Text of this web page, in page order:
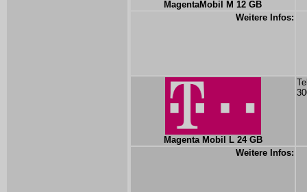
MagentaMobil M 12 GB
Weitere Infos:
Magenta Mobil L 24 GB
Weitere Infos: